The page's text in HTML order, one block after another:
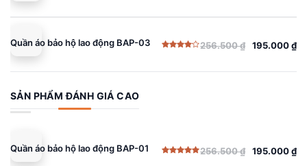
Quần áo bảo hộ lao động BAP-03
hạng
256.500₫
Giá
gốc
là:
256.500 ₫.
195.000₫
Giá
hiện
tại
là:
195.000 ₫.
SẢN PHẨM ĐÁNH GIÁ CAO
Quần áo bảo hộ lao động BAP-01 256.500₫
Giá
195.000₫
Giá